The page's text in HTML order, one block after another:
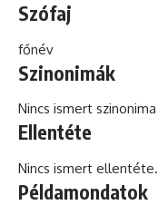
Szófaj
főnév
Szinonimák
Nincs ismert szinonima
Ellentéte
Nincs ismert ellentéte.
Példamondatok